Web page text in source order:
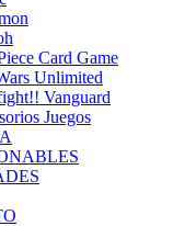
Card Game
Unlimited
Vanguard
Juegos